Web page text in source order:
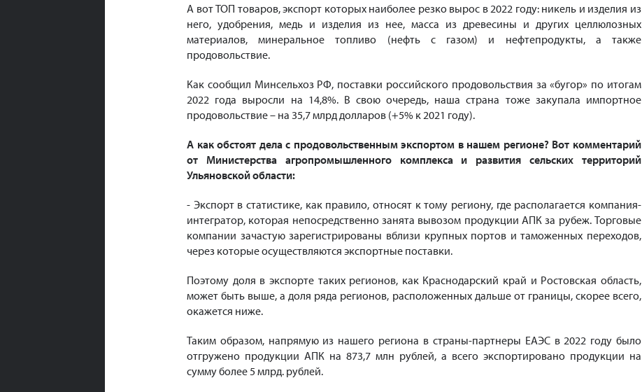
А вот ТОП товаров, экспорт которых наиболее резко вырос в 2022 году: никель и изделия из
него, удобрения, медь и изделия из нее, масса из древесины и других целлюлозных
материалов, минеральное топливо (нефть с газом) и нефтепродукты, а также
продовольствие.
Как сообщил Минсельхоз РФ, поставки российского продовольствия за «бугор» по итогам
2022 года выросли на 14,8%. В свою очередь, наша страна тоже закупала импортное
продовольствие – на 35,7 млрд долларов (+5% к 2021 году).
А как обстоят дела с продовольственным экспортом в нашем регионе? Вот комментарий
от Министерства агропромышленного комплекса и развития сельских территорий
Ульяновской области:
- Экспорт в статистике, как правило, относят к тому региону, где располагается компания-
интегратор, которая непосредственно занята вывозом продукции АПК за рубеж. Торговые
компании зачастую зарегистрированы вблизи крупных портов и таможенных переходов,
через которые осуществляются экспортные поставки.
Поэтому доля в экспорте таких регионов, как Краснодарский край и Ростовская область,
может быть выше, а доля ряда регионов, расположенных дальше от границы, скорее всего,
окажется ниже.
Таким образом, напрямую из нашего региона в страны-партнеры ЕАЭС в 2022 году было
отгружено продукции АПК на 873,7 млн рублей, а всего экспортировано продукции на
сумму более 5 млрд. рублей.